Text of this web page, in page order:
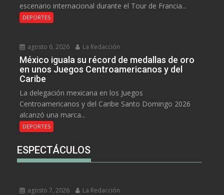
escenario internacional durante el Tour de Francia...
DEPORTES
agosto 6, 2026 La Redacción
México iguala su récord de medallas de oro
en unos Juegos Centroamericanos y del
Caribe
La delegación mexicana en los Juegos
Centroamericanos y del Caribe Santo Domingo 2026
alcanzó una marca...
DEPORTES
ESPECTÁCULOS
agosto 7, 2026 La Redacción